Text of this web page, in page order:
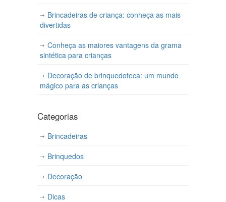
Brincadeiras de criança: conheça as mais
divertidas
Conheça as maiores vantagens da grama
sintética para crianças
Decoração de brinquedoteca: um mundo
mágico para as crianças
Categorias
Brincadeiras
Brinquedos
Decoração
Dicas